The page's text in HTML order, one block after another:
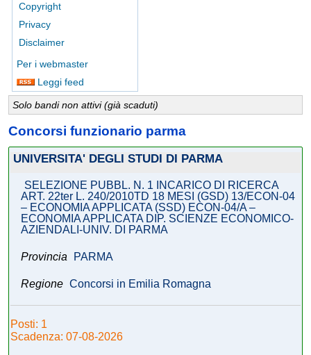
Copyright
Privacy
Disclaimer
Per i webmaster
Leggi feed
Solo bandi non attivi (già scaduti)
Concorsi funzionario parma
UNIVERSITA' DEGLI STUDI DI PARMA
SELEZIONE PUBBL. N. 1 INCARICO DI RICERCA
ART. 22ter L. 240/2010TD 18 MESI (GSD) 13/ECON-04
– ECONOMIA APPLICATA (SSD) ECON-04/A –
ECONOMIA APPLICATA DIP. SCIENZE ECONOMICO-
AZIENDALI-UNIV. DI PARMA
Provincia PARMA
Regione Concorsi in Emilia Romagna
Posti: 1
Scadenza: 07-08-2026